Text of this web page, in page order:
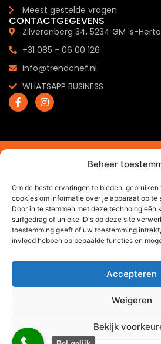
Beheer
Om de beste ervaringen te bieden,
cookies om informatie over je apparaat op te
Door in te stemmen met deze technologieën
surfgedrag of unieke ID's op deze site
toestemming geeft of uw toestemming
invloed hebben op bepaalde functies en
Accepteren
Weigeren
Bekijk
Meest gestelde vragen
CONTACTGEGEVENS
Zilverenberg 34, 5234 GM 's-
+31 085 - 06 00 126
info@trendchef.nl
WHATSAPP BUSINESS
Website gemaakt door